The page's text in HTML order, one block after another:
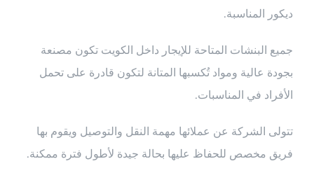
ديكور المناسبة.
جميع البنشات المتاحة للإيجار داخل الكويت تكون مصنعة
بجودة عالية ومواد تُكسبها المتانة لتكون قادرة على تحمل
الأفراد في المناسبات.
تتولى الشركة عن عملائها مهمة النقل والتوصيل ويقوم بها
فريق مخصص للحفاظ عليها بحالة جيدة لأطول فترة ممكنة.